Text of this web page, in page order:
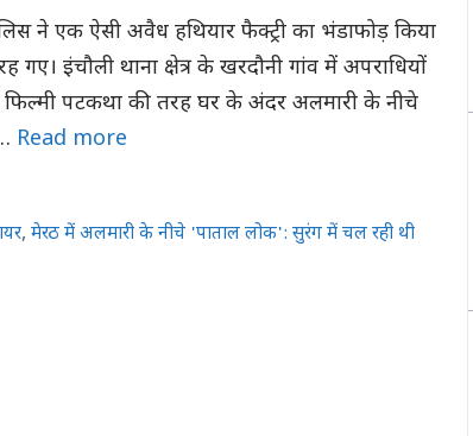
ने एक ऐसी अवैध हथियार फैक्ट्री का भंडाफोड़ किया
इंचौली थाना क्षेत्र के खरदौनी गांव में अपराधियों
फिल्मी पटकथा की तरह घर के अंदर अलमारी के नीचे
Read more
,मेरठ में अलमारी के नीचे 'पाताल लोक': सुरंग में चल रही थी